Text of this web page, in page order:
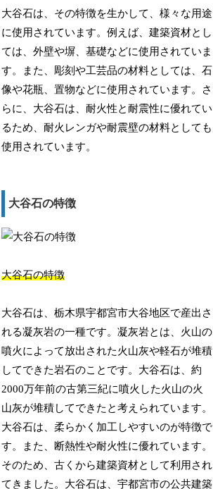
大谷石は、その特徴を生かして、様々な用途
に使用されています。例えば、建築資材とし
ては、外壁や塀、基礎などに使用されていま
す。また、彫刻や工芸品の材料としては、石
像や花瓶、置物などに使用されています。さ
らに、大谷石は、耐火性と耐震性に優れてい
るため、耐火レンガや耐震壁の材料としても
使用されています。
大谷石の特徴
大谷石の特徴
大谷石は、栃木県宇都宮市大谷地区で産出さ
れる凝灰岩の一種です。凝灰岩とは、火山の
噴火によって放出された火山灰や軽石が堆積
してできた岩石のことです。大谷石は、約
2000万年前の古第三紀に噴火した火山の火
山灰が堆積してできたと考えられています。
大谷石は、柔らかく加工しやすいのが特徴で
す。また、断熱性や耐火性に優れています。
そのため、古くから建築資材として利用され
てきました。大谷石は、宇都宮市の公共建築